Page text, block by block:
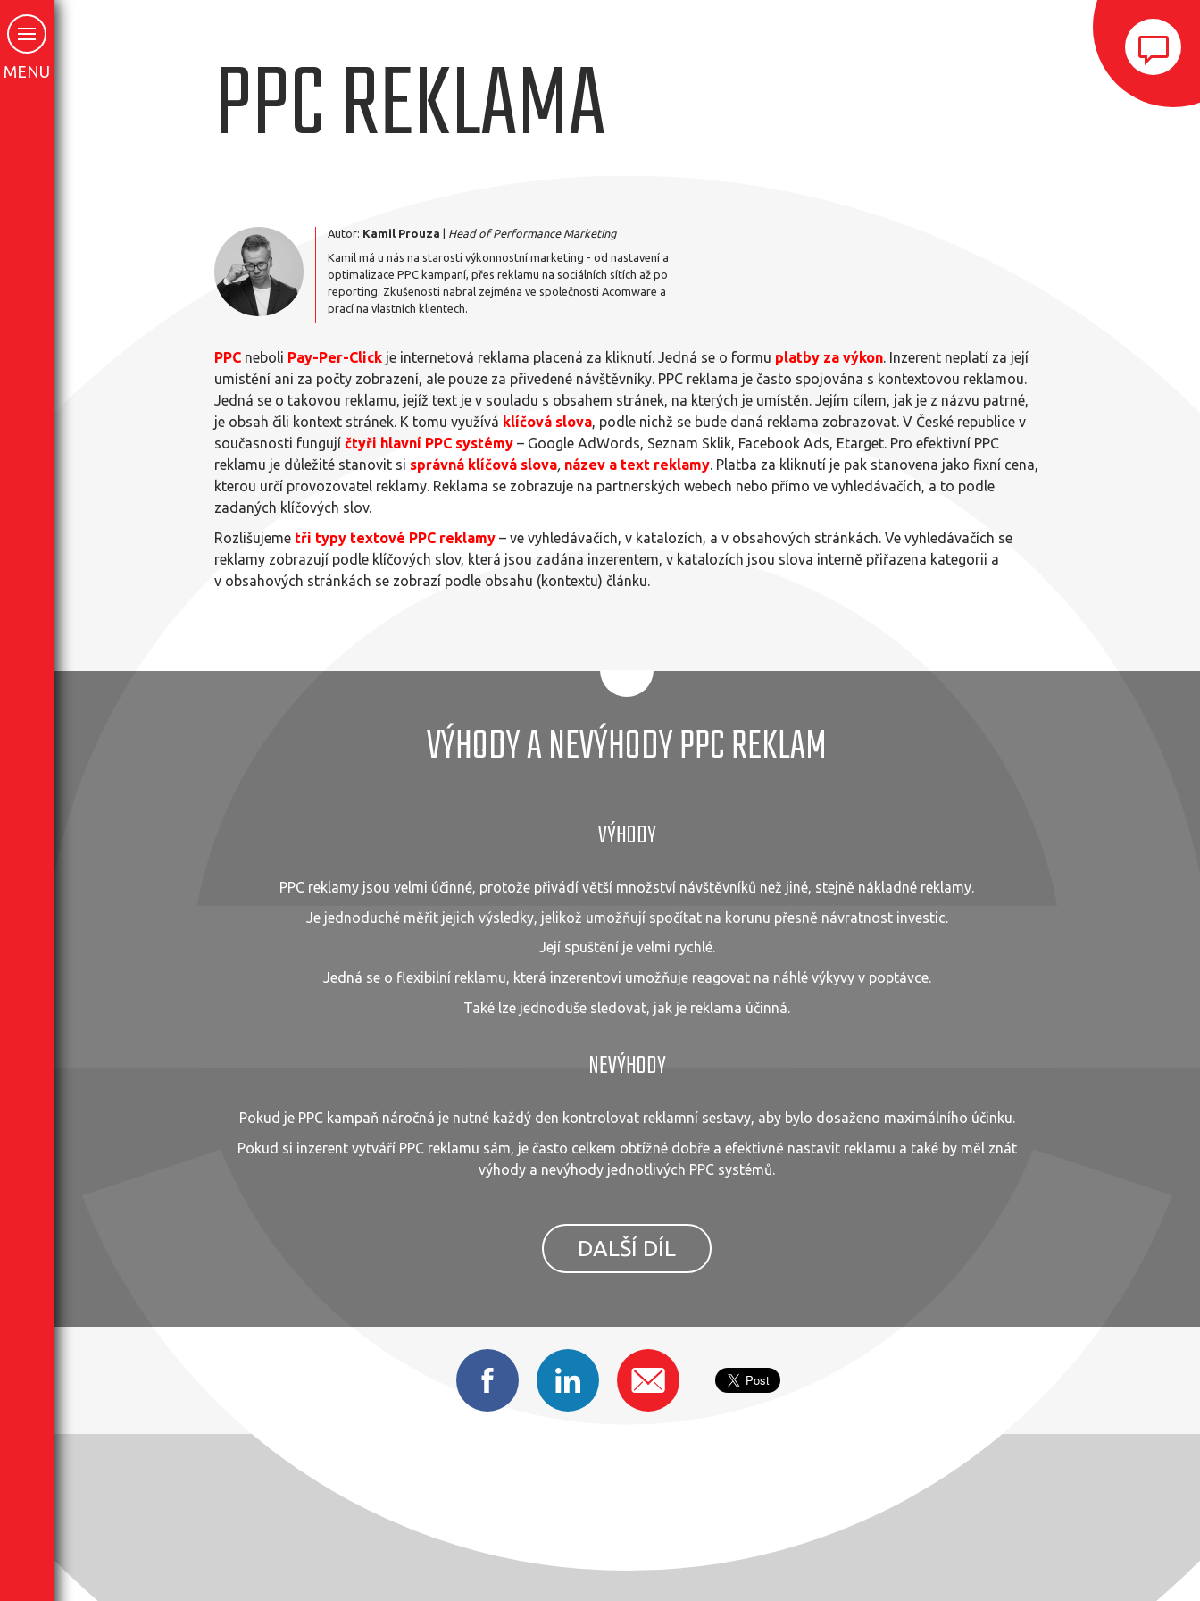
MENU PPC REKLAMA
Autor: Kamil Prouza
Head of Performance Marketing
Kamil má u nás na starosti výkonnostní marketing - od nastavení a
optimalizace PPC kampaní, přes reklamu na sociálních sítích až po
reporting. Zkušenosti nabral zejména ve společnosti Acomware a
prací na vlastních klientech.
PPC neboli Pay-Per-Click je internetová reklama placená za kliknutí. Jedná se o formu platby za výkon. Inzerent neplatí za její
umístění ani za počty zobrazení, ale pouze za přivedené návštěvníky. PPC reklama je často spojována s kontextovou reklamou.
Jedná se o takovou reklamu, jejíž text je v souladu s obsahem stránek, na kterých je umístěn. Jejím cílem, jak je z názvu patrné,
je obsah čili kontext stránek. K tomu využívá klíčová slova, podle nichž se bude daná reklama zobrazovat. V České republice v
současnosti fungují čtyři hlavní PPC systémy – Google AdWords, Seznam Sklik, Facebook Ads, Etarget. Pro efektivní PPC
reklamu je důležité stanovit si správná klíčová slova, název a text reklamy. Platba za kliknutí je pak stanovena jako fixní cena,
kterou určí provozovatel reklamy. Reklama se zobrazuje na partnerských webech nebo přímo ve vyhledávačích, a to podle
zadaných klíčových slov.
Rozlišujeme tři typy textové PPC reklamy – ve vyhledávačích, v katalozích, a v obsahových stránkách. Ve vyhledávačích se
reklamy zobrazují podle klíčových slov, která jsou zadána inzerentem, v katalozích jsou slova interně přiřazena kategorii a
v obsahových stránkách se zobrazí podle obsahu (kontextu) článku.
VÝHODY A NEVÝHODY PPC REKLAM
VÝHODY
PPC reklamy jsou velmi účinné, protože přivádí větší množství návštěvníků než jiné, stejně nákladné reklamy.
Je jednoduché měřit jejich výsledky, jelikož umožňují spočítat na korunu přesně návratnost investic.
Její spuštění je velmi rychlé.
Jedná se o flexibilní reklamu, která inzerentovi umožňuje reagovat na náhlé výkyvy v poptávce.
Také lze jednoduše sledovat, jak je reklama účinná.
NEVÝHODY
Pokud je PPC kampaň náročná je nutné každý den kontrolovat reklamní sestavy, aby bylo dosaženo maximálního účinku.
Pokud si inzerent vytváří PPC reklamu sám, je často celkem obtížné dobře a efektivně nastavit reklamu a také by měl znát
výhody a nevýhody jednotlivých PPC systémů.
DALŠÍ DÍL